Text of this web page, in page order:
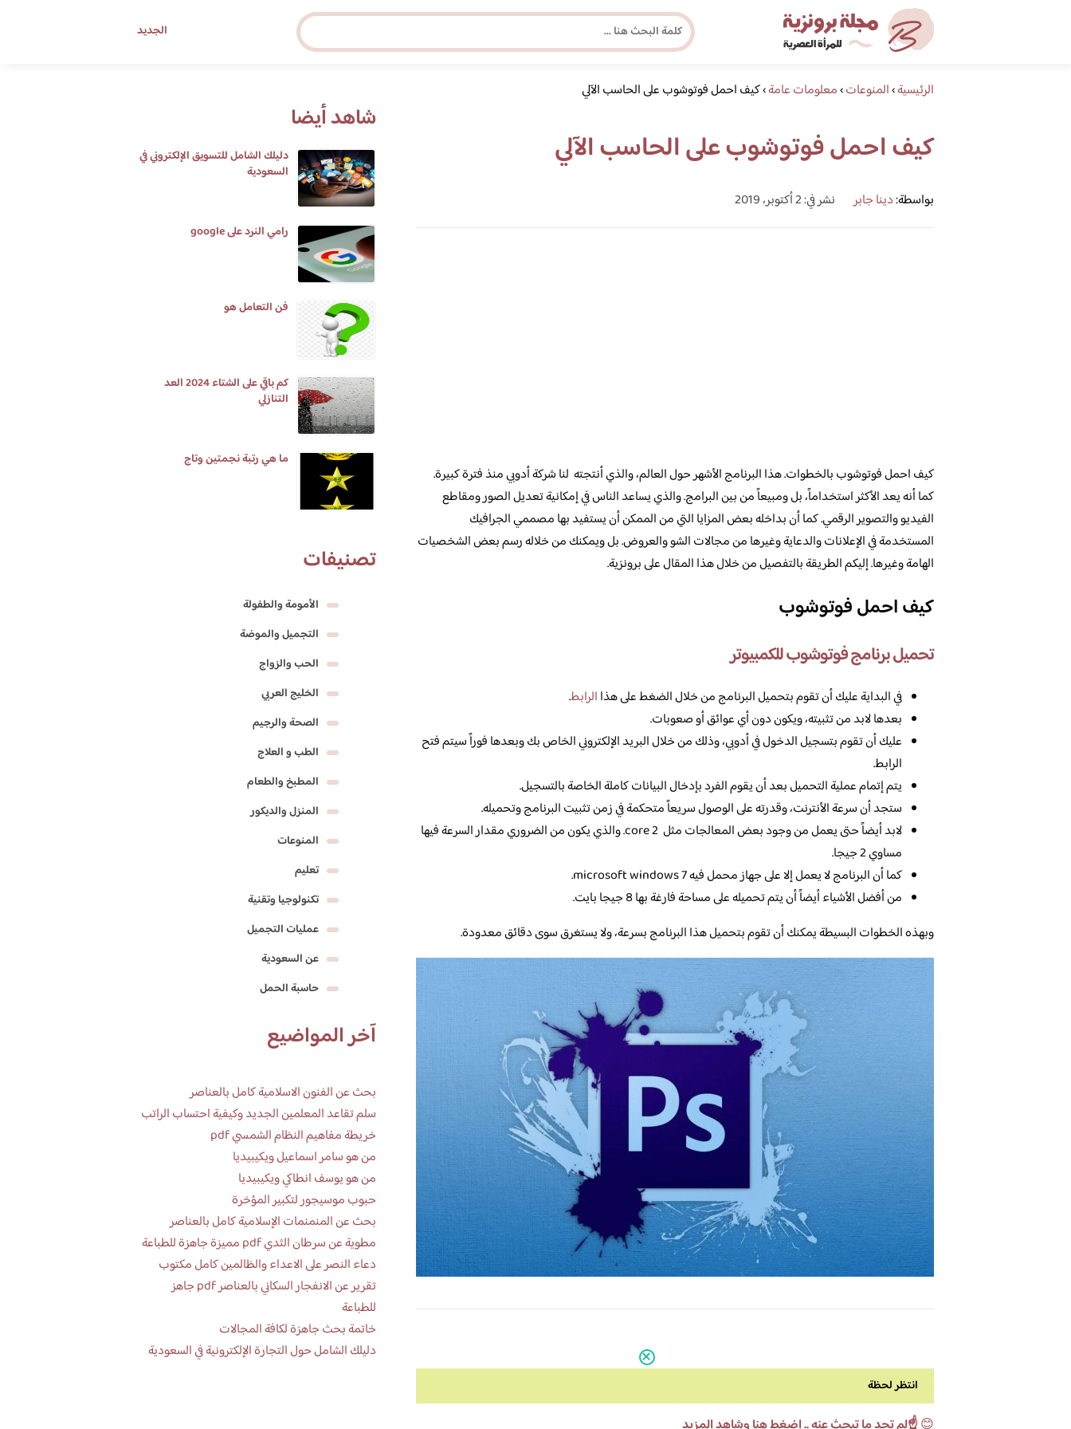
الجديد
مجلة برونزية للفتاة العصرية
ابحث عن أي موضوع يهمك
الرئيسية›المنوعات›معلومات عامة›كيف احمل فوتوشوب على الحاسب الآلي
كيف احمل فوتوشوب على الحاسب الآلي
بواسطة:دينا جابر نشر في: 2 أكتوبر، 2019
كيف احمل فوتوشوب بالخطوات. هذا البرنامج الأشهر حول العالم، والذي أنتجته لنا شركة أدوبي منذ فترة كبيرة.
كما أنه يعد الأكثر استخداماً، بل ومبيعاً من بين البرامج. والذي يساعد الناس في إمكانية تعديل الصور ومقاطع
الفيديو والتصوير الرقمي. كما أن بداخله بعض المزايا التي من الممكن أن يستفيد بها مصممي الجرافيك
المستخدمة في الإعلانات والدعاية وغيرها من مجالات الشو والعروض. بل ويمكنك من خلاله رسم بعض الشخصيات
الهامة وغيرها. إليكم الطريقة بالتفصيل من خلال هذا المقال على برونزية.
كيف احمل فوتوشوب
تحميل برنامج فوتوشوب للكمبيوتر
في البداية عليك أن تقوم بتحميل البرنامج من خلال الضغط على هذاالرابط.
بعدها لابد من تثبيته، ويكون دون أي عوائق أو صعوبات.
عليك أن تقوم بتسجيل الدخول في أدوبي، وذلك من خلال البريد الإلكتروني الخاص بك وبعدها فوراً سيتم فتح
الرابط.
يتم إتمام عملية التحميل بعد أن يقوم الفرد بإدخال البيانات كاملة الخاصة بالتسجيل.
ستجد أن سرعة الأنترنت، وقدرته على الوصول سريعاً متحكمة في زمن تثبيت البرنامج وتحميله.
لابد أيضاً حتى يعمل من وجود بعض المعالجات مثل core 2. والذي يكون من الضروري مقدار السرعة فيها
مساوي 2 جيجا.
كما أن البرنامج لا يعمل إلا على جهاز محمل فيه microsoft windows 7.
من أفضل الأشياء أيضاً أن يتم تحميله على مساحة فارغة بها 8 جيجا بايت.
وبهذه الخطوات البسيطة يمكنك أن تقوم بتحميل هذا البرنامج بسرعة، ولا يستغرق سوى دقائق معدودة.
انتظر لحظة
شاهد أيضا
دليلك الشامل للتسويق الإلكتروني في
السعودية
رامي النرد على google
فن التعامل هو
كم باقي على الشتاء 2024 العد
التنازلي
ما هي رتبة نجمتين وتاج
تصنيفات
الأمومة والطفولة
التجميل والموضة
الحب والزواج
الخليج العربي
الصحة والرجيم
الطب و العلاج
المطبخ والطعام
المنزل والديكور
المنوعات
تعليم
تكنولوجيا وتقنية
عمليات التجميل
عن السعودية
حاسبة الحمل
آخر المواضيع
بحث عن الفنون الاسلامية كامل بالعناصر
سلم تقاعد المعلمين الجديد وكيفية احتساب الراتب
خريطة مفاهيم النظام الشمسي pdf
من هو سامر اسماعيل ويكيبيديا
من هو يوسف انطاكي ويكيبيديا
حبوب موسيجور لتكبير المؤخرة
بحث عن المنمنمات الإسلامية كامل بالعناصر
مطوية عن سرطان الثدي pdf مميزة جاهزة للطباعة
دعاء النصر على الاعداء والظالمين كامل مكتوب
تقرير عن الانفجار السكاني بالعناصر pdf جاهز
للطباعة
خاتمة بحث جاهزة لكافة المجالات
دليلك الشامل حول التجارة الإلكترونية في السعودية